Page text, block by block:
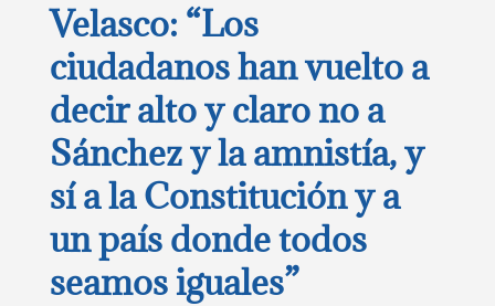
Velasco: “Los
ciudadanos han vuelto a
decir alto y claro no a
Sánchez y la amnistía, y
sí a la Constitución y a
un país donde todos
seamos iguales”